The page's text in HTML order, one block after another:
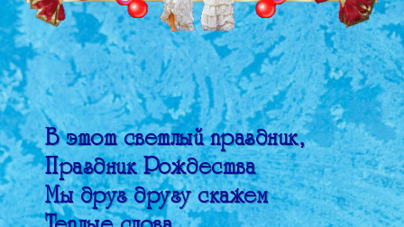
В этот светлый праздник,
Праздник Рождества
Мы друг другу скажем